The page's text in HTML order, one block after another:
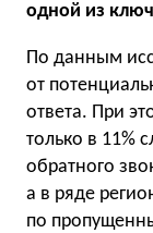
одной из
По данным
от
ответа. При
только в 11%
обратного
а в ряде
по